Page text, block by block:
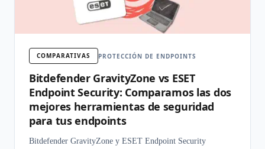
COMPARATIVAS PROTECCIÓN DE ENDPOINTS
Bitdefender GravityZone vs ESET
Endpoint Security: Comparamos las dos
mejores herramientas de seguridad
para tus endpoints
Bitdefender GravityZone y ESET Endpoint Security